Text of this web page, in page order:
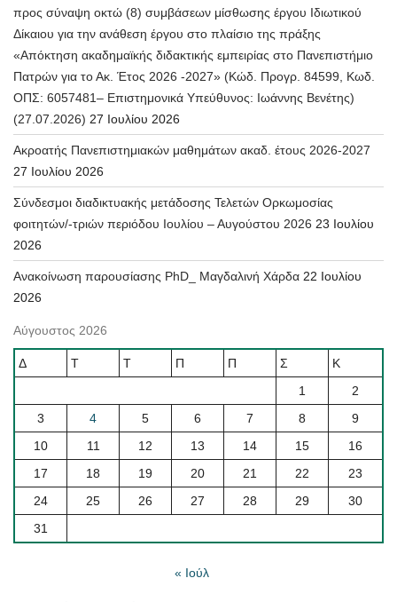
προς σύναψη οκτώ (8) συμβάσεων μίσθωσης έργου Ιδιωτικού
Δίκαιου για την ανάθεση έργου στο πλαίσιο της πράξης
«Απόκτηση ακαδημαϊκής διδακτικής εμπειρίας στο Πανεπιστήμιο
Πατρών για το Ακ. Έτος 2026 -2027» (Κώδ. Προγρ. 84599, Κωδ.
ΟΠΣ: 6057481– Επιστημονικά Υπεύθυνος: Ιωάννης Βενέτης)
(27.07.2026) 27 Ιουλίου 2026
Ακροατής Πανεπιστημιακών μαθημάτων ακαδ. έτους 2026-2027
27 Ιουλίου 2026
Σύνδεσμοι διαδικτυακής μετάδοσης Τελετών Ορκωμοσίας
φοιτητών/-τριών περιόδου Ιουλίου – Αυγούστου 2026 23 Ιουλίου
2026
Ανακοίνωση παρουσίασης PhD_ Μαγδαλινή Χάρδα 22 Ιουλίου
2026
Αύγουστος 2026
Δ Τ Τ Π Π Σ
Κ
1
2
3
4 5 6 7 8
9
10
11 12 13 14 15
16
17
18 19 20 21 22
23
24
25 26 27 28 29
30
31
« Ιούλ